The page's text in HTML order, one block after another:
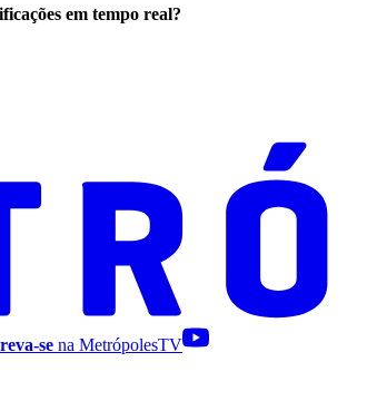
em tempo real?
se na MetrópolesTV